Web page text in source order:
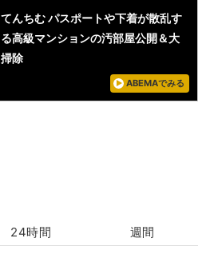
てんちむ パスポートや下着が散乱す
る高級マンションの汚部屋公開＆大
掃除
ABEMAでみる
24時間 週間